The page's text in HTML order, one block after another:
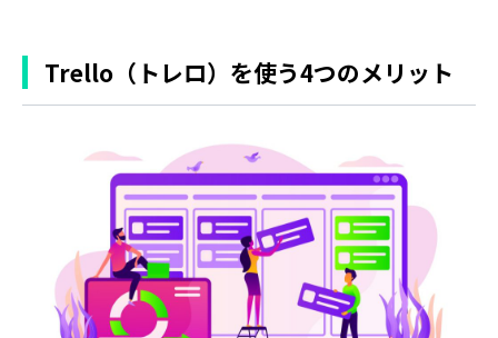
Trello（トレロ）を使う4つのメリット